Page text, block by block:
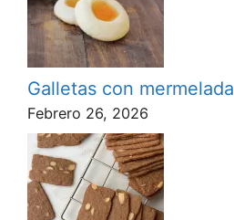
Galletas con mermelada
Febrero 26, 2026